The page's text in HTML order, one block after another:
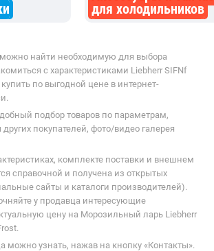
для холодильников
можно найти необходимую для выбора
с характеристиками Liebherr SIFNf
купить по выгодной цене в интернет-
подбор товаров по параметрам,
покупателей, фото/видео галерея
комплекте поставки и внешнем
справочной и получена из открытых
сайты и каталоги производителей).
у продавца интересующие
цену на Морозильный ларь Liebherr
можно узнать, нажав на кнопку «Контакты».